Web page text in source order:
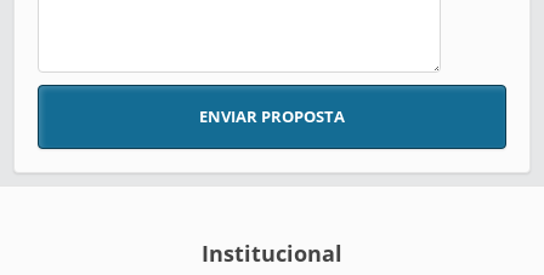
ENVIAR PROPOSTA
Institucional